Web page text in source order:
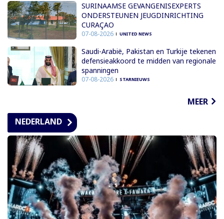
SURINAAMSE GEVANGENISEXPERTS
ONDERSTEUNEN JEUGDINRICHTING
CURAÇAO
07-08-2026 UNITED NEWS
Saudi-Arabië, Pakistan en Turkije tekenen
defensieakkoord te midden van regionale
spanningen
07-08-2026 STARNIEUWS
MEER
NEDERLAND